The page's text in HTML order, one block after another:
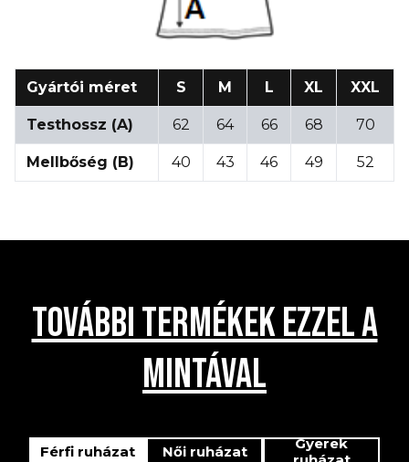
Gyártói méret S M L XL XXL
Testhossz (A) 62 64 66 68 70
Mellbőség (B) 40 43 46 49 52
TOVÁBBI TERMÉKEK EZZEL A
MINTÁVAL
Férfi ruházat Női ruházat
Gyerek